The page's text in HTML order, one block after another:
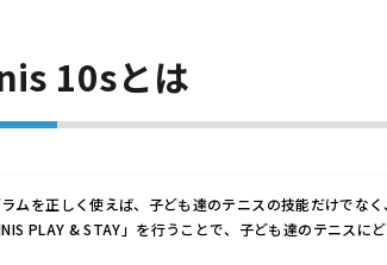
10sとは
ムを正しく使えば、子ども達のテニスの技能だけでな
PLAY & STAY」を行うことで、子ども達のテニスに